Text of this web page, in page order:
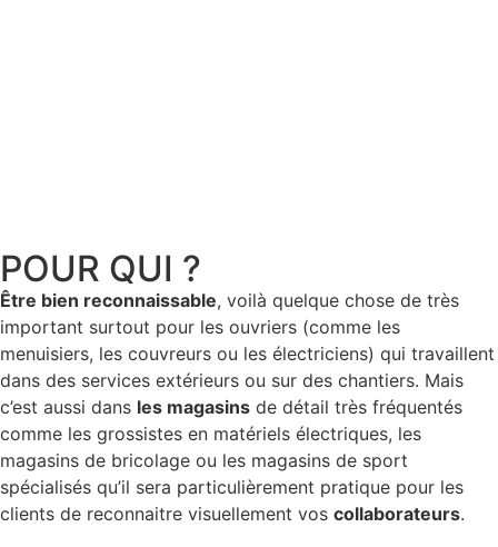
POUR QUI ?
Être bien reconnaissable, voilà quelque chose de très
important surtout pour les ouvriers (comme les
menuisiers, les couvreurs ou les électriciens) qui travaillent
dans des services extérieurs ou sur des chantiers. Mais
c’est aussi dans les magasins de détail très fréquentés
comme les grossistes en matériels électriques, les
magasins de bricolage ou les magasins de sport
spécialisés qu’il sera particulièrement pratique pour les
clients de reconnaitre visuellement vos collaborateurs.